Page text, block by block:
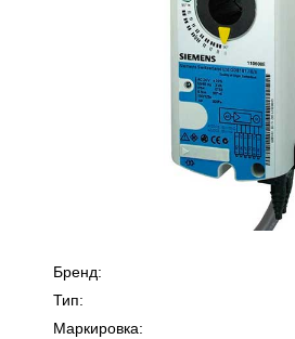
Бренд:
Тип:
Маркировка: